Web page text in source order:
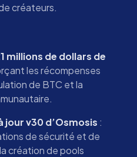
créateurs.
millions de dollars de
les récompenses
de BTC et la
jour v30 d’Osmosis :
de sécurité et de
création de pools